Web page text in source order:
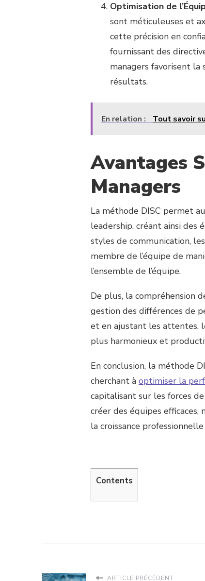
Optimisation de
sont méticuleuses et
cette précision en
fournissant des
managers favorisent
résultats.
En relation : Tout savoir
Avantages
Managers
La méthode DISC permet
leadership, créant ainsi des
styles de communication,
membre de l’équipe de
l’ensemble de l’équipe.
De plus, la compréhension
gestion des différences de
et en ajustant les attentes,
plus harmonieux et
En conclusion, la méthode
cherchant à optimiser la
capitalisant sur les forces
créer des équipes
la croissance
Contents
ARTICLE PRÉCÉDENT